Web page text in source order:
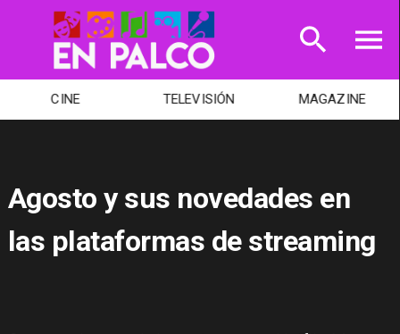
CINE TELEVISIÓN MAGAZINE
Agosto y sus novedades en
las plataformas de streaming